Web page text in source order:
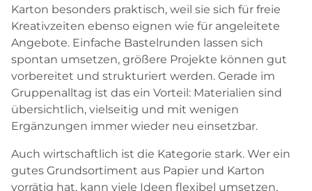
Karton besonders praktisch, weil sie sich für freie
Kreativzeiten ebenso eignen wie für angeleitete
Angebote. Einfache Bastelrunden lassen sich
spontan umsetzen, größere Projekte können gut
vorbereitet und strukturiert werden. Gerade im
Gruppenalltag ist das ein Vorteil: Materialien sind
übersichtlich, vielseitig und mit wenigen
Ergänzungen immer wieder neu einsetzbar.
Auch wirtschaftlich ist die Kategorie stark. Wer ein
gutes Grundsortiment aus Papier und Karton
vorrätig hat, kann viele Ideen flexibel umsetzen,